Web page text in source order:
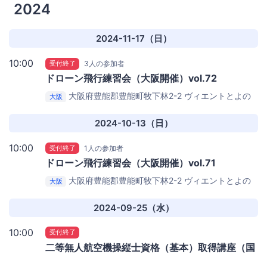
2024
2024-11-17（日）
10:00 受付終了 3人の参加者
ドローン飛行練習会（大阪開催）vol.72
大阪 大阪府豊能郡豊能町牧下林2-2 ヴィエントとよの
2024-10-13（日）
10:00 受付終了 1人の参加者
ドローン飛行練習会（大阪開催）vol.71
大阪 大阪府豊能郡豊能町牧下林2-2 ヴィエントとよの
2024-09-25（水）
10:00 受付終了
二等無人航空機操縦士資格（基本）取得講座（国